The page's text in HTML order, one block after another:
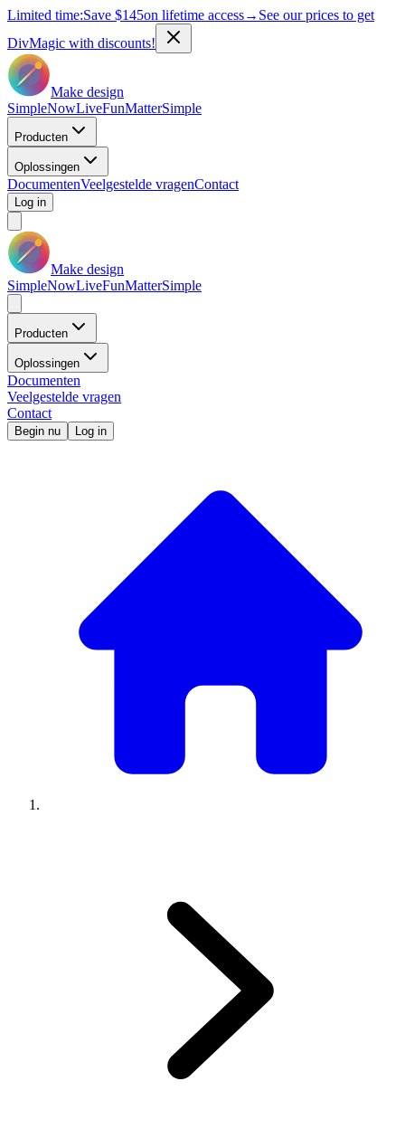
Limited time:Save $145on lifetime access→ See our prices to get
DivMagic with discounts!
Make design
SimpleNowLiveFunMatterSimple
Producten
Oplossingen
DocumentenVeelgestelde vragenContact
Log in
Make design
SimpleNowLiveFunMatterSimple
Producten
Oplossingen
Documenten
Veelgestelde vragen
Contact
Begin nu Log in